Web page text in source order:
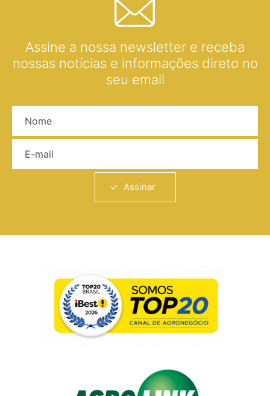
Assine a nossa newsletter e receba
nossas notícias e informações direto no
seu email
Assinar